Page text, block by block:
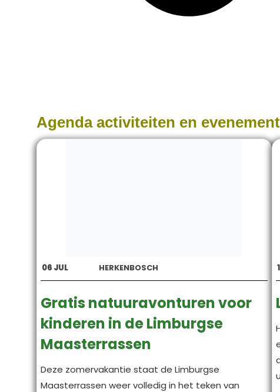
Agenda activiteiten en
06 JUL HERKENBOSCH
Gratis natuuravonturen voor
kinderen in de Limburgse
Maasterrassen
Deze zomervakantie staat de Limburgse
Maasterrassen weer volledig in het teken van